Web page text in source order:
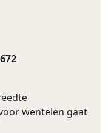
wentelen gaat